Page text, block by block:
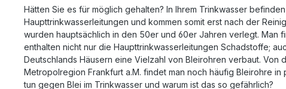
Hätten Sie es für möglich gehalten? In Ihrem Trinkwasser
Haupttrinkwasserleitungen und kommen somit erst nach der
wurden hauptsächlich in den 50er und 60er Jahren verlegt. Man
enthalten nicht nur die Haupttrinkwasserleitungen Schadstoffe;
Deutschlands Häusern eine Vielzahl von Bleirohren verbaut.
Metropolregion Frankfurt a.M. findet man noch häufig Bleirohre
tun gegen Blei im Trinkwasser und warum ist das so gefährlich?